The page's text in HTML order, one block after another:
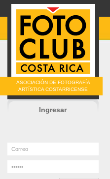
ASOCIACIÓN DE FOTOGRAFÍA
ARTÍSTICA COSTARRICENSE
Ingresar